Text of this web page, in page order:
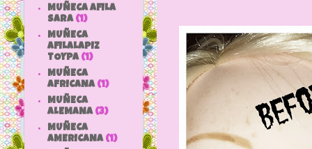
MUÑECA AFILA
SARA (1)
MUÑECA
AFILALAPIZ
TOYPA (1)
MUÑECA
AFRICANA (1)
MUÑECA
ALEMANA (3)
MUÑECA
AMERICANA (1)